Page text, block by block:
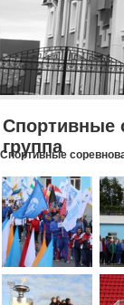
Спортивные
группа
Спортивные